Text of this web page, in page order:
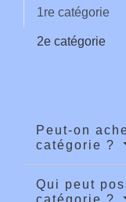
1re catégorie
2e catégorie
Peut-on
catégorie ?
Qui peut
catégorie ?